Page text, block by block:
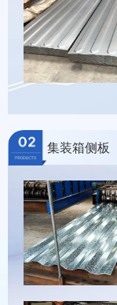
集装箱侧板